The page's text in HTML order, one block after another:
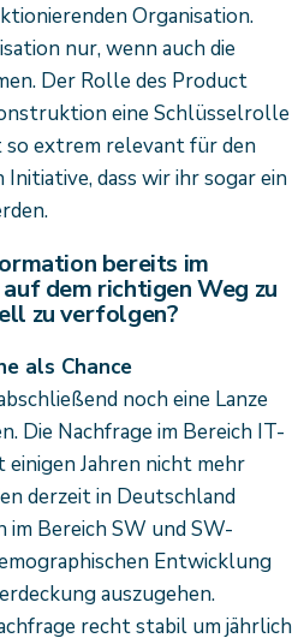
Organisation.
nur, wenn auch die
Der Rolle des Product
eine Schlüsselrolle
so extrem relevant für den
dass wir ihr sogar ein
bereits im
auf dem richtigen Weg zu
zu verfolgen?
als Chance
noch eine Lanze
Die Nachfrage im Bereich IT-
Jahren nicht mehr
derzeit in Deutschland
im Bereich SW und SW-
Entwicklung
auszugehen.
recht stabil um jährlich